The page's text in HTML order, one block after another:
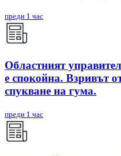
преди 1 час
Областният
е спокойна. Взривът
спукване на гума.
преди 1 час